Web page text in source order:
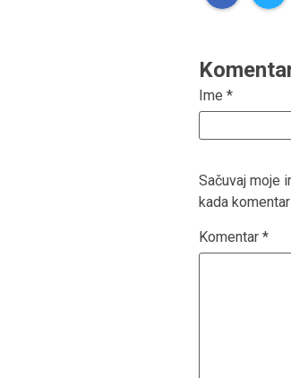
Ime *
Sačuvaj moje
kada
Komentar *